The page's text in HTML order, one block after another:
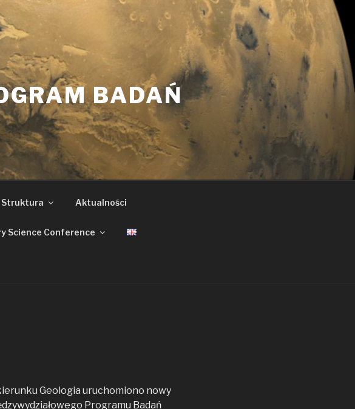
BADAŃ
Struktura Aktualności
Science Conference
Geologia uruchomiono nowy
Programu Badań